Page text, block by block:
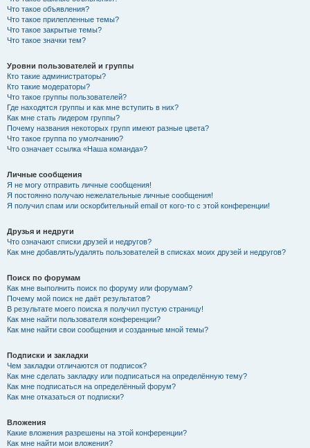
Что такое объявления?
Что такое прилепленные темы?
Что такое закрытые темы?
Что такое значки тем?
Уровни пользователей и группы
Кто такие администраторы?
Кто такие модераторы?
Что такое группы пользователей?
Где находятся группы и как мне вступить в них?
Как мне стать лидером группы?
Почему названия некоторых групп имеют разные цвета?
Что такое группа по умолчанию?
Что означает ссылка «Наша команда»?
Личные сообщения
Я не могу отправить личные сообщения!
Я постоянно получаю нежелательные личные сообщения!
Я получил спам или оскорбительный email от кого-то с этой конференции!
Друзья и недруги
Что означают списки друзей и недругов?
Как мне добавлять/удалять пользователей в списках моих друзей и недругов?
Поиск по форумам
Как мне выполнить поиск по форуму или форумам?
Почему мой поиск не даёт результатов?
В результате моего поиска я получил пустую страницу!
Как мне найти пользователя конференции?
Как мне найти свои сообщения и созданные мной темы?
Подписки и закладки
Чем закладки отличаются от подписок?
Как мне сделать закладку или подписаться на определённую тему?
Как мне подписаться на определённый форум?
Как мне отказаться от подписки?
Вложения
Какие вложения разрешены на этой конференции?
Как мне найти мои вложения?